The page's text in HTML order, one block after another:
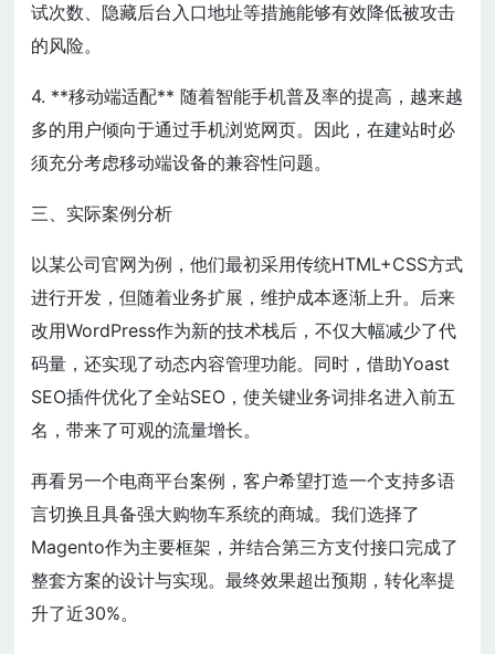
试次数、隐藏后台入口地址等措施能够有效降低被攻击
的风险。
4. **移动端适配** 随着智能手机普及率的提高，越来越
多的用户倾向于通过手机浏览网页。因此，在建站时必
须充分考虑移动端设备的兼容性问题。
三、实际案例分析
以某公司官网为例，他们最初采用传统HTML+CSS方式
进行开发，但随着业务扩展，维护成本逐渐上升。后来
改用WordPress作为新的技术栈后，不仅大幅减少了代
码量，还实现了动态内容管理功能。同时，借助Yoast
SEO插件优化了全站SEO，使关键业务词排名进入前五
名，带来了可观的流量增长。
再看另一个电商平台案例，客户希望打造一个支持多语
言切换且具备强大购物车系统的商城。我们选择了
Magento作为主要框架，并结合第三方支付接口完成了
整套方案的设计与实现。最终效果超出预期，转化率提
升了近30%。